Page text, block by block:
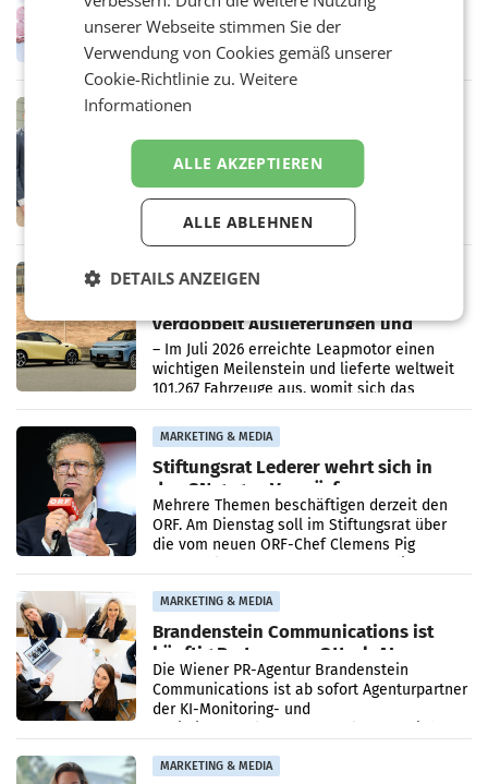
WIENER NEUDORF. – Im Rahmen einer
laufenden Modernisierungsoffensive
erneuert Penny zwei Filialen in Nieder- und
Oberösterreich. Die beiden Standorte liegen
in Haag sowie im rund
RETAIL
Alles bereit für den Wechsel: Jürgen
Albrecht setzt ab 1.1.2027 auf Adeg
WIENER NEUDORF. – Die geplante
Zusammenarbeit zwischen Adeg und dem
Vorarlberger Kaufmann Jürgen Albrecht ist
kartellrechtlich freigegeben: Die
Bundeswettbewerbsbehörde und der
Bundeskartellanwalt
MOBILITY BUSINESS
verdoppelt Auslieferungen und
überschreitet die 100.000er-Marke
– Im Juli 2026 erreichte Leapmotor einen
wichtigen Meilenstein und lieferte weltweit
101.267 Fahrzeuge aus, womit sich das
Ergebnis gegenüber Juli 2025 mehr als
verdoppelte (+102
MARKETING & MEDIA
Stiftungsrat Lederer wehrt sich in
den SN gegen Vorwürfe
Mehrere Themen beschäftigen derzeit den
ORF. Am Dienstag soll im Stiftungsrat über
die vom neuen ORF-Chef Clemens Pig
MARKETING & MEDIA
Brandenstein Communications ist
künftig Partner von OtterlyAI
Die Wiener PR-Agentur Brandenstein
Communications ist ab sofort Agenturpartner
der KI-Monitoring- und
MARKETING & MEDIA
unserer Webseite stimmen Sie der
Verwendung von Cookies gemäß unserer
Cookie-Richtlinie zu.Weitere
Informationen
ALLE AKZEPTIEREN
ALLE ABLEHNEN
DETAILS ANZEIGEN